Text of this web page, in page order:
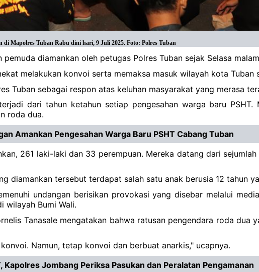
di Mapolres Tuban Rabu dini hari, 9 Juli 2025. Foto: Polres Tuban
pemuda diamankan oleh petugas Polres Tuban sejak Selasa
melakukan konvoi serta memaksa masuk wilayah kota
Tuban sebagai respon atas keluhan masyarakat yang merasa
dari tahun ketahun setiap pengesahan warga baru
roda dua.
Amankan Pengesahan Warga Baru PSHT Cabang Tuban
261 laki-laki dan 33 perempuan. Mereka datang dari
diamankan tersebut terdapat salah satu anak berusia 12 tahun
undangan berisikan provokasi yang disebar melalui
wilayah Bumi Wali.
Tanasale mengatakan bahwa ratusan pengendara roda
Namun, tetap konvoi dan berbuat anarkis," ucapnya.
Kapolres Jombang Periksa Pasukan dan Peralatan Pengamanan